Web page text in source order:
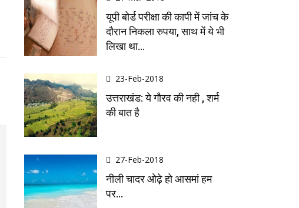
यूपी बोर्ड परीक्षा की कापी में जांच के
दौरान निकला रुपया, साथ में ये भी
लिखा था…
23-Feb-2018
उत्तराखंड: ये गौरव की नही , शर्म
की बात है
27-Feb-2018
नीली चादर ओढ़े हो आसमां हम
पर...